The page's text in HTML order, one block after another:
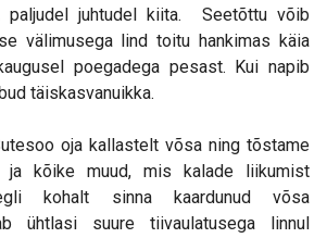
paljudel juhtudel kiita. Seetõttu võib
välimusega lind toitu hankimas käia
poegadega pesast. Kui napib
täiskasvanuikka.
oja kallastelt võsa ning tõstame
ja kõike muud, mis kalade liikumist
kohalt sinna kaardunud võsa
ühtlasi suure tiivaulatusega linnul